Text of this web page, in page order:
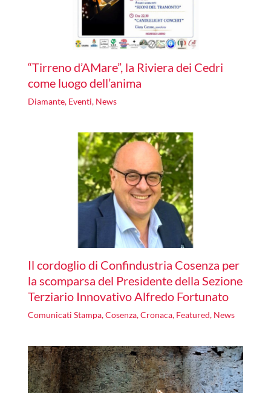
“Tirreno d’AMare”, la Riviera dei Cedri
come luogo dell’anima
Diamante, Eventi, News
Il cordoglio di Confindustria Cosenza per
la scomparsa del Presidente della Sezione
Terziario Innovativo Alfredo Fortunato
Comunicati Stampa,Cosenza,Cronaca, Featured, News